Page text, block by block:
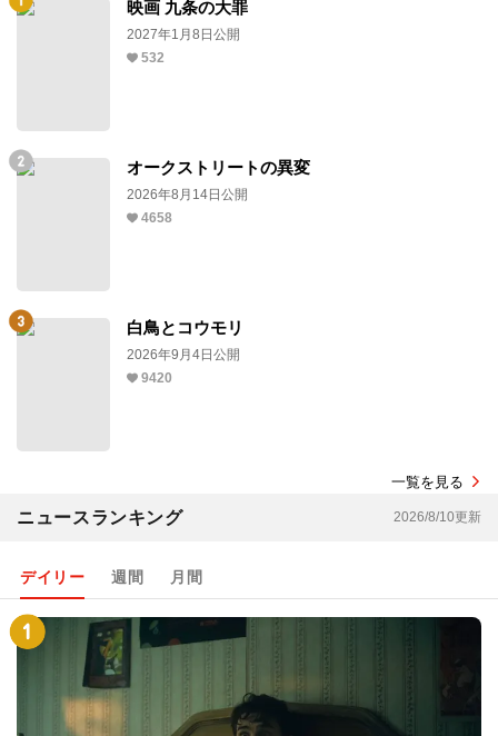
映画 九条の大罪
2027年1月8日公開
532
オークストリートの異変
2026年8月14日公開
4658
白鳥とコウモリ
2026年9月4日公開
9420
一覧を見る
ニュースランキング 2026/8/10更新
デイリー 週間 月間